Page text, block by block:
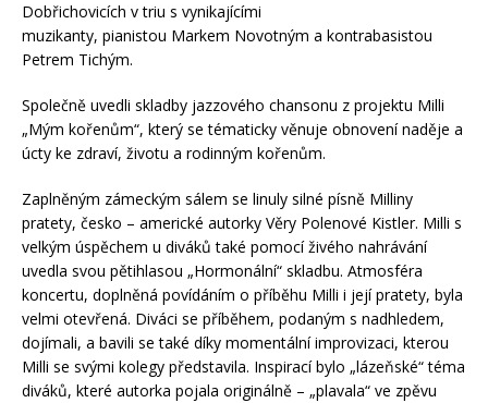
Dobřichovicích v triu s vynikajícími
muzikanty, pianistou Markem Novotným a kontrabasistou
Petrem Tichým.
Společně uvedli skladby jazzového chansonu z projektu Milli
„Mým kořenům“, který se tématicky věnuje obnovení naděje a
úcty ke zdraví, životu a rodinným kořenům.
Zaplněným zámeckým sálem se linuly silné písně Milliny
pratety, česko – americké autorky Věry Polenové Kistler. Milli s
velkým úspěchem u diváků také pomocí živého nahrávání
uvedla svou pětihlasou „Hormonální“ skladbu. Atmosféra
koncertu, doplněná povídáním o příběhu Milli i její pratety, byla
velmi otevřená. Diváci se příběhem, podaným s nadhledem,
dojímali, a bavili se také díky momentální improvizaci, kterou
Milli se svými kolegy představila. Inspirací bylo „lázeňské“ téma
diváků, které autorka pojala originálně – „plavala“ ve zpěvu